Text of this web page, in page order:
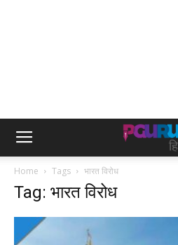
Home Tags भारत विरोध
Tag: भारत विरोध